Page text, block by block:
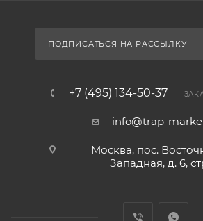
ПОДПИСАТЬСЯ НА РАССЫЛКУ
+7 (495) 134-50-37
info@trap-
Москва, пос.
Западная, д. 6,